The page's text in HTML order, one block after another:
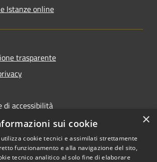
Istanze online
trasparente
di accessibilità
Copyright © 2026 • Comune di
×
sui cookie
cookie tecnici e assimilati strettamente
funzionamento e alla navigazione del sito,
tecnico analitico al solo fine di elaborare